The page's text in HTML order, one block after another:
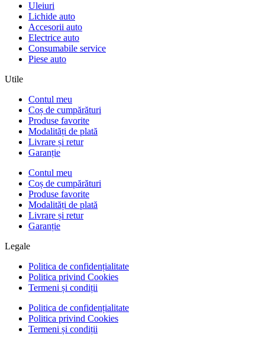
Uleiuri
Lichide auto
Accesorii auto
Electrice auto
Consumabile service
Piese auto
Utile
Contul meu
Coș de cumpărături
Produse favorite
Modalități de plată
Livrare și retur
Garanție
Contul meu
Coș de cumpărături
Produse favorite
Modalități de plată
Livrare și retur
Garanție
Legale
Politica de confidențialitate
Politica privind Cookies
Termeni și condiții
Politica de confidențialitate
Politica privind Cookies
Termeni și condiții